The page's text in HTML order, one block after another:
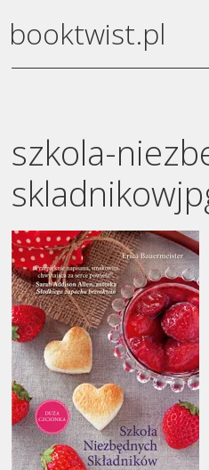
booktwist.pl
szkola-